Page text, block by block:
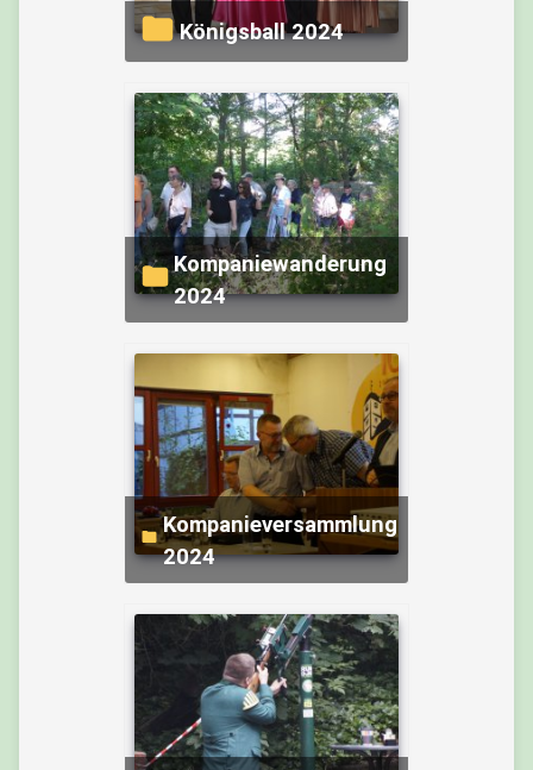
Königsball 2024
Kompaniewanderung
2024
Kompanieversammlung
2024